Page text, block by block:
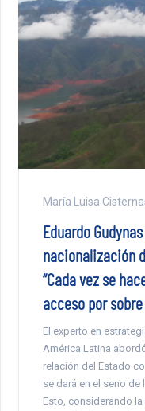
María Luisa
Eduardo
nacionalización
“Cada vez se
acceso por
El experto en
América Latina
relación del Estado
se dará en el seno de
Esto, considerando